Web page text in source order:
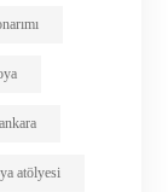
atölyesi